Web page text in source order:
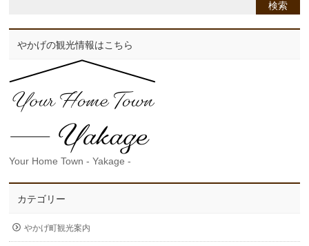
やかげの観光情報はこちら
Your Home Town - Yakage -
カテゴリー
やかげ町観光案内